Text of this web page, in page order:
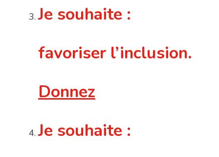
Je souhaite :
favoriser l’inclusion.
Donnez
Je souhaite :